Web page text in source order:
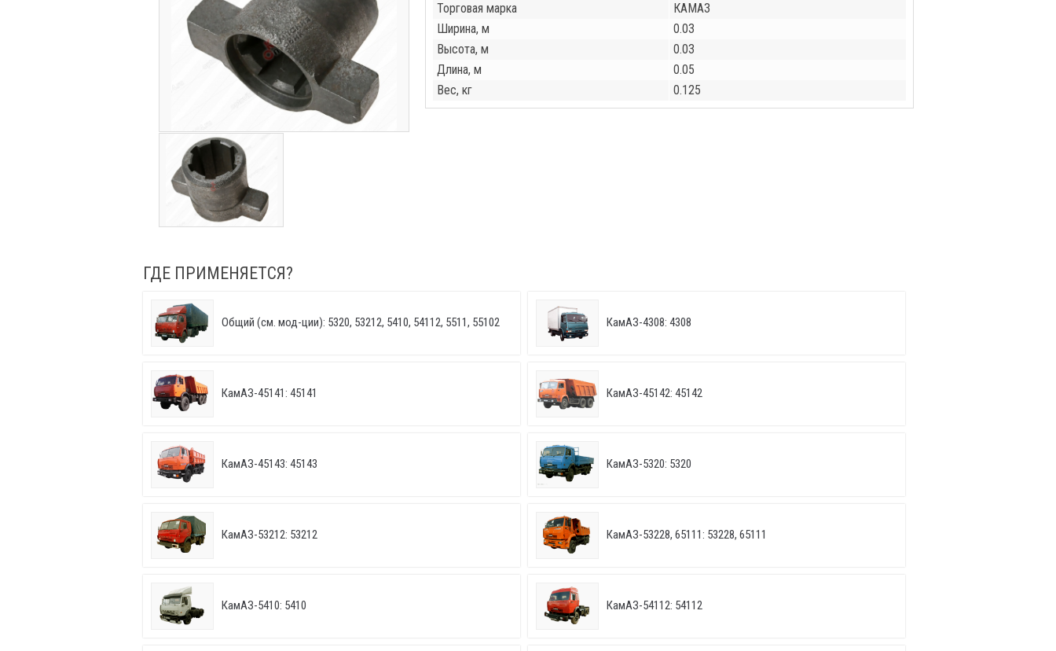
Торговая марка
КАМАЗ
Ширина, м
0.03
Высота, м
0.03
Длина, м
0.05
Вес, кг
0.125
ГДЕ ПРИМЕНЯЕТСЯ?
Общий (см. мод-ции): 5320, 53212, 5410, 54112, 5511, 55102 КамАЗ-4308: 4308
КамАЗ-45141: 45141 КамАЗ-45142: 45142
КамАЗ-45143: 45143 КамАЗ-5320: 5320
КамАЗ-53212: 53212 КамАЗ-53228, 65111: 53228, 65111
КамАЗ-5410: 5410 КамАЗ-54112: 54112